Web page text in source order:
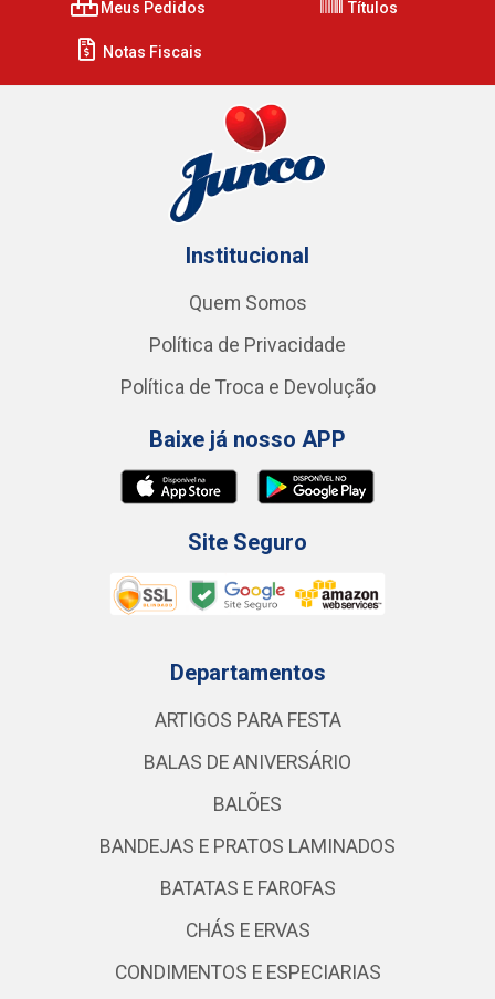
Meus Pedidos Títulos
Notas Fiscais
Institucional
Quem Somos
Política de Privacidade
Política de Troca e Devolução
Baixe já nosso APP
Site Seguro
Departamentos
ARTIGOS PARA FESTA
BALAS DE ANIVERSÁRIO
BALÕES
BANDEJAS E PRATOS LAMINADOS
BATATAS E FAROFAS
CHÁS E ERVAS
CONDIMENTOS E ESPECIARIAS